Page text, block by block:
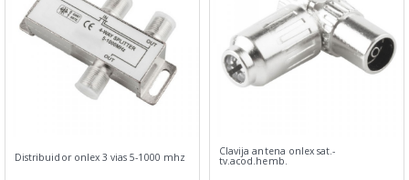
Distribuidor onlex 3 vias 5-1000 mhz Clavija antena onlex sat.-
tv.acod.hemb.